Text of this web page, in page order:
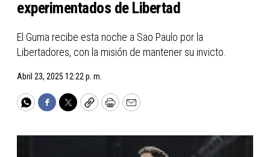
experimentados de Libertad
El Guma recibe esta noche a Sao Paulo por la
Libertadores, con la misión de mantener su invicto.
Abril 23, 2025 12:22 p. m.
WhatsApp
Facebook
TwitterCopyPrintEmail